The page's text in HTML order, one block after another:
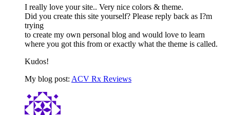
I really love your site.. Very nice colors & theme.
Did you create this site yourself? Please reply back as I?m
trying
to create my own personal blog and would love to learn
where you got this from or exactly what the theme is called.
Kudos!
My blog post: ACV Rx Reviews